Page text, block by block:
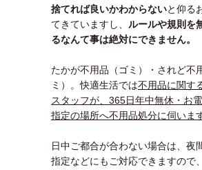
捨てれば良いかわからないと仰る
てきていますし、 ルールや規則を
るなんて事は絶対にできません。
たかが不用品（ゴミ）・されど不
ミ）。快適生活では不用品に関す
スタッフが、365日年中無休・お
指定の場所へ不用品処分に伺いま
日中ご都合が合わない場合は、夜
指定などにもご対応できますので